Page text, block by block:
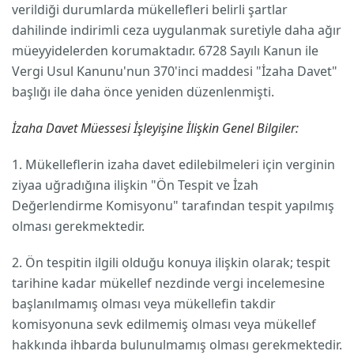
verildiği durumlarda mükellefleri belirli şartlar
dahilinde indirimli ceza uygulanmak suretiyle daha ağır
müeyyidelerden korumaktadır. 6728 Sayılı Kanun ile
Vergi Usul Kanunu'nun 370'inci maddesi "İzaha Davet"
başlığı ile daha önce yeniden düzenlenmişti.
İzaha Davet Müessesi İşleyişine İlişkin Genel Bilgiler:
1. Mükelleflerin izaha davet edilebilmeleri için verginin
ziyaa uğradığına ilişkin "Ön Tespit ve İzah
Değerlendirme Komisyonu" tarafından tespit yapılmış
olması gerekmektedir.
2. Ön tespitin ilgili olduğu konuya ilişkin olarak; tespit
tarihine kadar mükellef nezdinde vergi incelemesine
başlanılmamış olması veya mükellefin takdir
komisyonuna sevk edilmemiş olması veya mükellef
hakkında ihbarda bulunulmamış olması gerekmektedir.